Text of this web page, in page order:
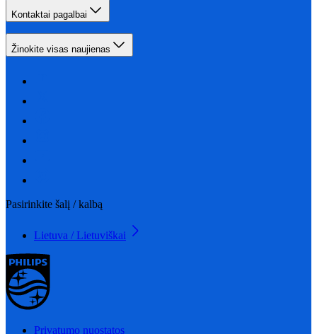
Kontaktai pagalbai
Žinokite visas naujienas
Pasirinkite šalį / kalbą
Lietuva / Lietuviškai
Privatumo nuostatos